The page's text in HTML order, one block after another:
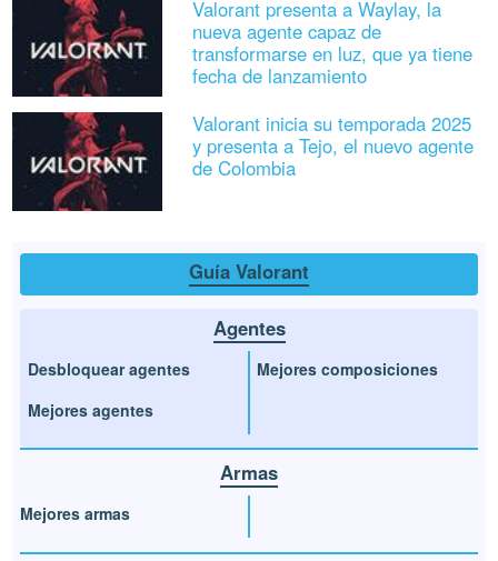
Valorant presenta a Waylay, la
nueva agente capaz de
transformarse en luz, que ya tiene
fecha de lanzamiento
Valorant inicia su temporada 2025
y presenta a Tejo, el nuevo agente
de Colombia
Guía Valorant
Agentes
Desbloquear agentes
Mejores agentes
Mejores composiciones
Armas
Mejores armas